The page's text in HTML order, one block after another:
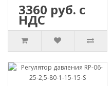
3360 руб. с
НДС